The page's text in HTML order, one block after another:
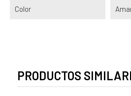
Color
PRODUCTOS